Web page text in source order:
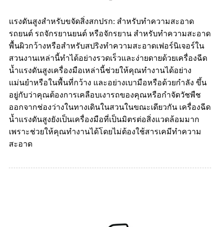
แรงดันสูงสำหรับขจัดสิ่งสกปรก: สำหรับทำความสะอาด
รถยนต์ รถจักรยานยนต์ หรือจักรยาน สำหรับทำความสะอาด
พื้นผิวกว้างหรือสำหรับสปริงทำความสะอาดเฟอร์นิเจอร์ใน
สวนงานเหล่านี้ทำได้อย่างรวดเร็วและง่ายดายด้วยเครื่องฉีด
น้ำแรงดันสูงเครื่องมือเหล่านี้ช่วยให้คุณทำงานได้อย่าง
แม่นยำหรือในพื้นที่กว้าง และอย่างเบามือหรือด้วยกำลัง ขึ้น
อยู่กับว่าคุณต้องการเคลือบเงารถของคุณหรือกำจัดวัชพืช
ออกจากช่องว่างในทางเดินในสวนในขณะเดียวกัน เครื่องฉีด
น้ำแรงดันสูงยังเป็นเครื่องมือที่เป็นมิตรต่อสิ่งแวดล้อมมาก
เพราะช่วยให้คุณทำงานได้โดยไม่ต้องใช้สารเคมีทำความ
สะอาด